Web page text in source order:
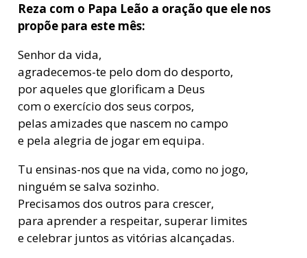
Reza com o Papa Leão a oração que ele nos
propõe para este mês:
Senhor da vida,
agradecemos-te pelo dom do desporto,
por aqueles que glorificam a Deus
com o exercício dos seus corpos,
pelas amizades que nascem no campo
e pela alegria de jogar em equipa.
Tu ensinas-nos que na vida, como no jogo,
ninguém se salva sozinho.
Precisamos dos outros para crescer,
para aprender a respeitar, superar limites
e celebrar juntos as vitórias alcançadas.